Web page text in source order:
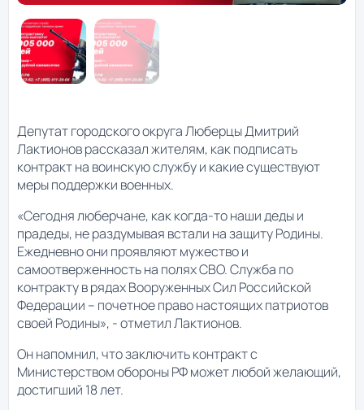
Депутат городского округа Люберцы Дмитрий
Лактионов рассказал жителям, как подписать
контракт на воинскую службу и какие существуют
меры поддержки военных.
«Сегодня люберчане, как когда-то наши деды и
прадеды, не раздумывая встали на защиту Родины.
Ежедневно они проявляют мужество и
самоотверженность на полях СВО. Служба по
контракту в рядах Вооруженных Сил Российской
Федерации – почетное право настоящих патриотов
своей Родины», - отметил Лактионов.
Он напомнил, что заключить контракт с
Министерством обороны РФ может любой желающий,
достигший 18 лет.